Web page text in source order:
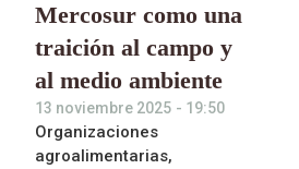
Mercosur como una
traición al campo y
al medio ambiente
13 noviembre 2025 - 19:50
Organizaciones
agroalimentarias,